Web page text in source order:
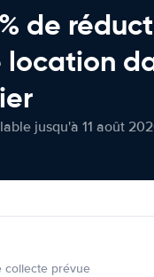
de
location
jusqu'à 11 août
collecte prévue